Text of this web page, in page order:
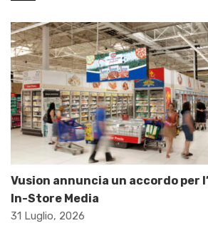
Vusion annuncia un accordo per
In-Store Media
31 Luglio, 2026